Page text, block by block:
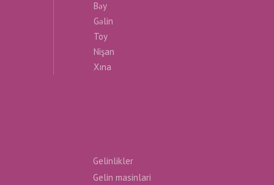
Bəy
Gəlin
Toy
Nişan
Xına
Gelinlikler
Gelin masinlari